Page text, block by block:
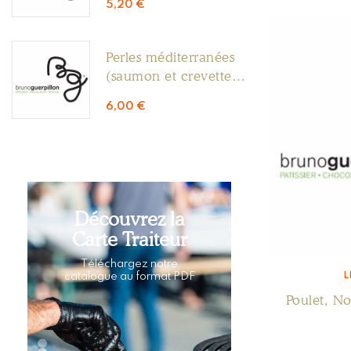
Poulet,
5,20 €
Perles méditerranées
(saumon et crevettes
6,00 €
Découvrez la
Carte Traiteur
Téléchargez notre
catalogue au format PDF